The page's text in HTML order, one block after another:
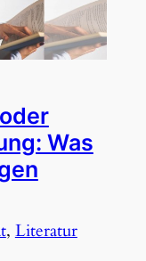
Was
, Literatur